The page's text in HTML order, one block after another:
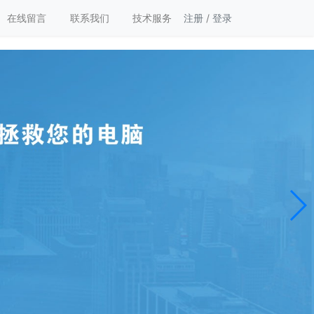
在线留言 联系我们 技术服务 注册 / 登录